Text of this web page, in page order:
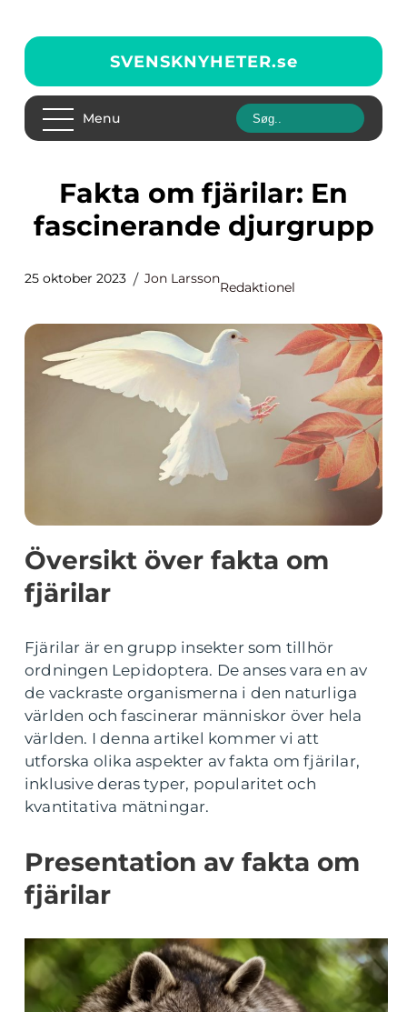
SVENSKNYHETER.se
Menu
Fakta om fjärilar: En
fascinerande djurgrupp
25 oktober 2023 Jon Larsson
Redaktionel
Översikt över fakta om
fjärilar
Fjärilar är en grupp insekter som tillhör
ordningen Lepidoptera. De anses vara en av
de vackraste organismerna i den naturliga
världen och fascinerar människor över hela
världen. I denna artikel kommer vi att
utforska olika aspekter av fakta om fjärilar,
inklusive deras typer, popularitet och
kvantitativa mätningar.
Presentation av fakta om
fjärilar